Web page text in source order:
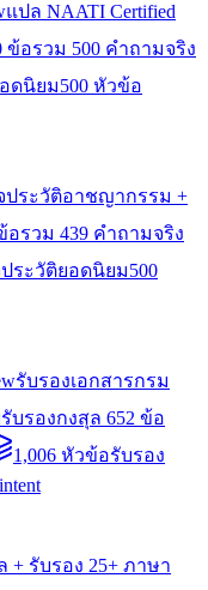
แปล NAATI Certified
ข้อรวม 500 คำถามจริง
ดนิยม500 หัวข้อ
ประวัติอาชญากรรม +
อรวม 439 คำถามจริง
ระวัติยอดนิยม500
รับรองเอกสารกรม
บรองกงสุล 652 ข้อ
1,006 หัวข้อรับรอง
+ รับรอง 25+ ภาษา